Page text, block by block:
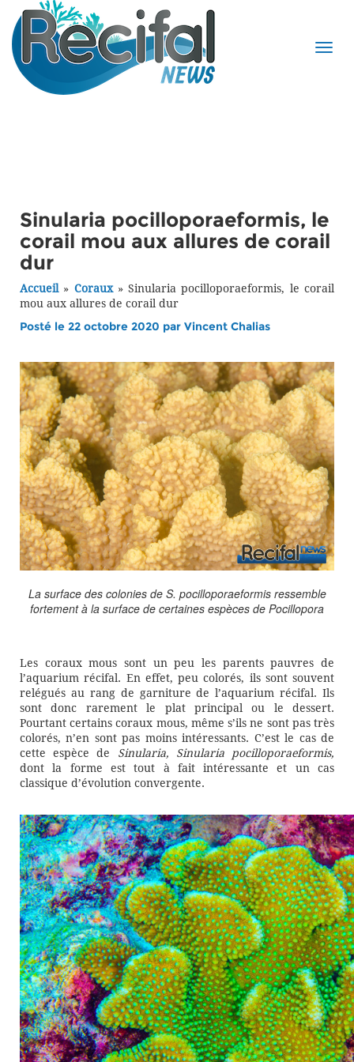
Sinularia pocilloporaeformis, le
corail mou aux allures de corail
dur
Accueil» Coraux»Sinularia pocilloporaeformis, le corail
mou aux allures de corail dur
Posté le 22 octobre 2020 par Vincent Chalias
La surface des colonies de S. pocilloporaeformisressemble
fortement à la surface de certaines espèces de Pocillopora
Les coraux mous sont un peu les parents pauvres de
l’aquarium récifal. En effet, peu colorés, ils sont souvent
relégués au rang de garniture de l’aquarium récifal. Ils
sont donc rarement le plat principal ou le dessert.
Pourtant certains coraux mous, même s’ils ne sont pas très
colorés, n’en sont pas moins intéressants. C’est le cas de
cette espèce de Sinularia, Sinularia pocilloporaeformis,
dont la forme est tout à fait intéressante et un cas
classique d’évolution convergente.